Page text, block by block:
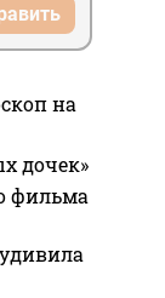
на
дочек»
фильма